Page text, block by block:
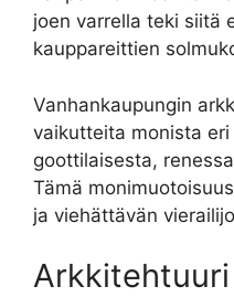
joen varrella teki siitä
kauppareittien
Vanhankaupungin
vaikutteita monista
goottilaisesta,
Tämä
ja viehättävän